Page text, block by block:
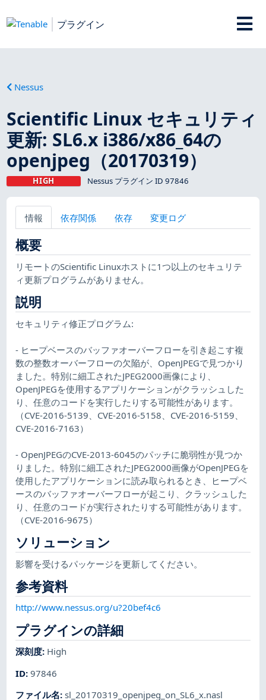
プラグイン
Nessus
Scientific Linux セキュリティ
更新: SL6.x i386/x86_64の
openjpeg（20170319）
HIGH Nessus プラグイン ID 97846
情報 依存関係 依存 変更ログ
概要
リモートのScientific Linuxホストに1つ以上のセキュリテ
ィ更新プログラムがありません。
説明
セキュリティ修正プログラム:
- ヒープベースのバッファオーバーフローを引き起こす複
数の整数オーバーフローの欠陥が、OpenJPEGで見つかり
ました。特別に細工されたJPEG2000画像により、
OpenJPEGを使用するアプリケーションがクラッシュした
り、任意のコードを実行したりする可能性があります。
（CVE-2016-5139、CVE-2016-5158、CVE-2016-5159、
CVE-2016-7163）
- OpenJPEGのCVE-2013-6045のパッチに脆弱性が見つか
りました。特別に細工されたJPEG2000画像がOpenJPEGを
使用したアプリケーションに読み取られるとき、ヒープベ
ースのバッファオーバーフローが起こり、クラッシュした
り、任意のコードが実行されたりする可能性があります。
（CVE-2016-9675）
ソリューション
影響を受けるパッケージを更新してください。
参考資料
http://www.nessus.org/u?20bef4c6
プラグインの詳細
深刻度: High
ID:97846
ファイル名:sl_20170319_openjpeg_on_SL6_x.nasl